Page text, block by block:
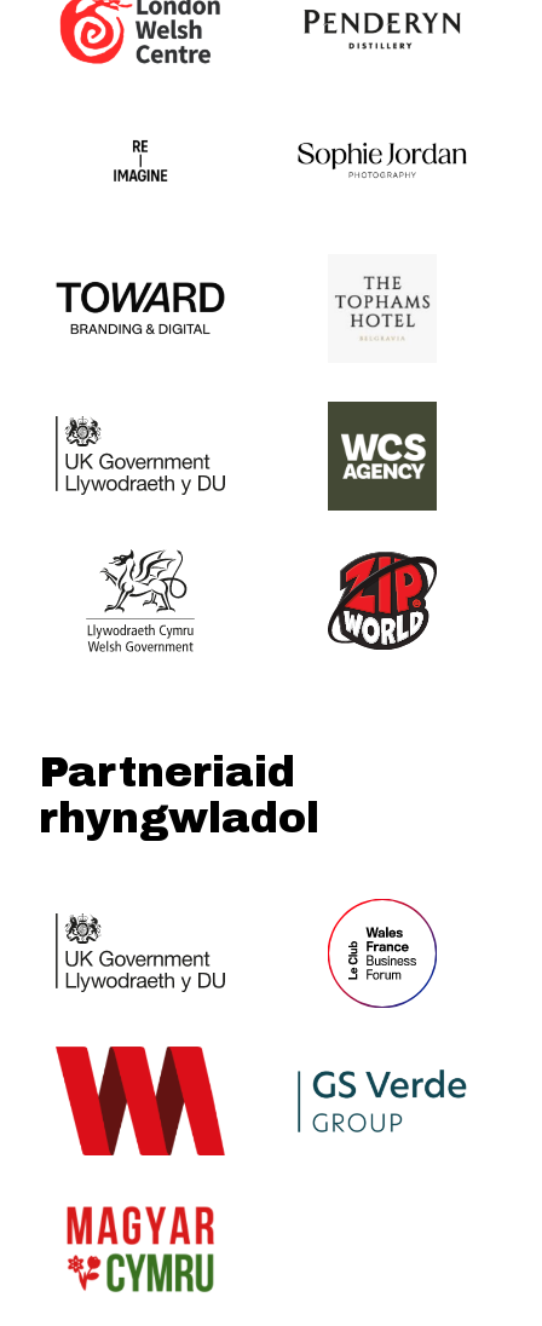
Partneriaid
rhyngwladol